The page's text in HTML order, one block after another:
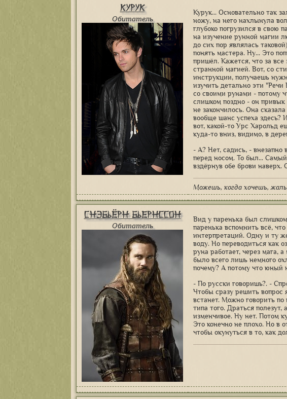
Курук
Обитатель
Курук... Основательно так
ножу, на него нахлынула
глубоко погрузился в свою
на изучение рунной магии
до сих пор являлась
понять мастера. Ну... Это
пришёл. Кажется, что за
странной магией. Вот, со
инструкции, получаешь
изучить детально эти
со своими рунами - потому
слишком поздно - он привык
не закончилось. Она
вообще шанс успеха здесь?
вот, какой-то Урс Харольд
куда-то вниз, видимо, в
- А? Нет, садись, - внезапно
перед носом. То был...
вздёрнув обе брови
Можешь, когда хочешь,
Снэбьёрн Бьернссон
Обитатель
Вид у паренька был
паренька вспомнить всё,
интерпретаций. Одну и ту
воду. Но переводиться как
руна работает, через мага,
было всего лишь немного
почему? А потому что юный
- По русски говоришь?. -
Чтобы сразу решить вопрос
встанет. Можно говорить по
типа того. Драться
изменчивое. Ну нет. Потом
Это конечно не плохо. Но в
чтобы окунуться в то, как